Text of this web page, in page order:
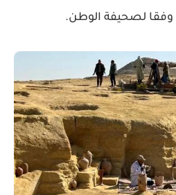
وفقا لصحيفة الوطن.